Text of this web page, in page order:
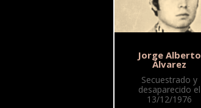
Jorge Alberto
Álvarez
Secuestrado y
desaparecido el
13/12/1976